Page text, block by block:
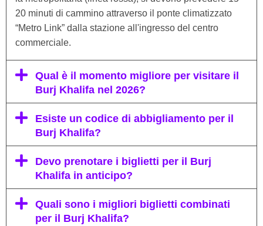
20 minuti di cammino attraverso il ponte climatizzato
“Metro Link” dalla stazione all'ingresso del centro
commerciale.
Qual è il momento migliore per visitare il
Burj Khalifa nel 2026?
Esiste un codice di abbigliamento per il
Burj Khalifa?
Devo prenotare i biglietti per il Burj
Khalifa in anticipo?
Quali sono i migliori biglietti combinati
per il Burj Khalifa?